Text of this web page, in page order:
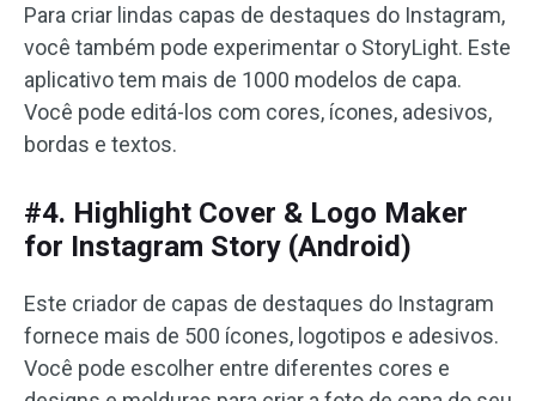
Para criar lindas capas de destaques do Instagram,
você também pode experimentar o StoryLight. Este
aplicativo tem mais de 1000 modelos de capa.
Você pode editá-los com cores, ícones, adesivos,
bordas e textos.
#4. Highlight Cover & Logo Maker
for Instagram Story (Android)
Este criador de capas de destaques do Instagram
fornece mais de 500 ícones, logotipos e adesivos.
Você pode escolher entre diferentes cores e